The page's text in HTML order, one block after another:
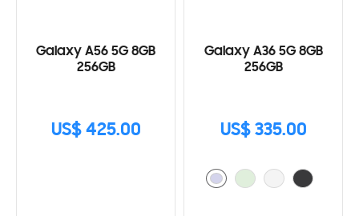
Galaxy A56 5G 8GB
256GB
US$ 425.00
Galaxy A36 5G 8GB
256GB
US$ 335.00